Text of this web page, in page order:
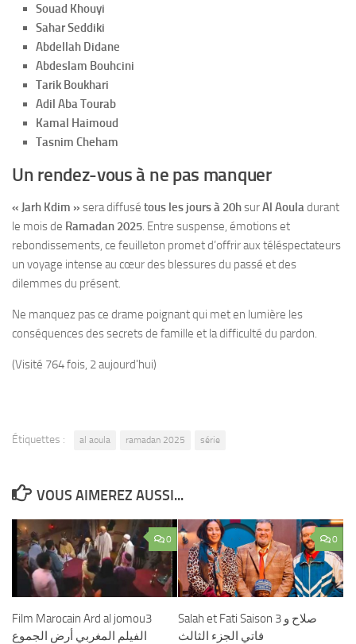
Souad Khouyi
Sahar Seddiki
Abdellah Didane
Abdeslam Bouhcini
Tarik Boukhari
Adil Aba Tourab
Kamal Haimoud
Tasnim Cheham
Un rendez-vous à ne pas manquer
« Jarh Kdim » sera diffusé tous les jours à 20hsurAl Aouladurant
le mois de Ramadan 2025. Entre suspense, émotions et
rebondissements, ce feuilleton promet d’offrir aux téléspectateurs
un voyage intense au cœur des blessures du passé et des
dilemmes du présent.
Ne manquez pas ce drame poignant qui met en lumière les
conséquences des secrets de famille et la difficulté du pardon.
(Visité 764 fois, 2 aujourd'hui)
Étiquettes : al aoula ramadan 2025 série
VOUS AIMEREZ AUSSI...
0
Film Marocain Ard al jomou3
الفيلم المغربي أرض الجموع
0
Salah et Fati Saison 3 صلاح و
فاتي الجزء الثالث